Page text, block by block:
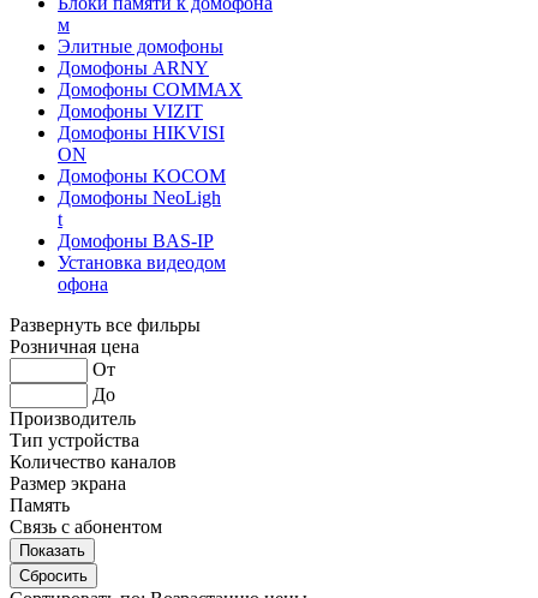
м
Элитные домофоны
Домофоны ARNY
Домофоны COMMAX
Домофоны VIZIT
Домофоны HIKVISI
ON
Домофоны KOCOM
Домофоны NeoLigh
t
Домофоны BAS-IP
Установка видеодом
офона
Развернуть все фильры
Розничная цена
От
До
Производитель
Тип устройства
Количество каналов
Размер экрана
Память
Связь с абонентом